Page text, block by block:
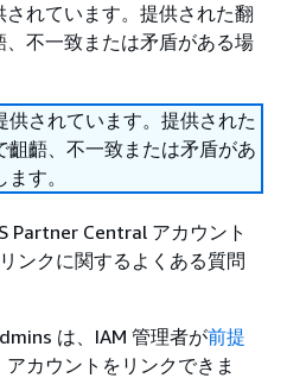
れています。提供された翻
不一致または矛盾がある場
されています。提供された
齟齬、不一致または矛盾があ
す。
Partner Central アカウント
ンクに関するよくある質問
は、IAM 管理者が前提
カウントをリンクできま